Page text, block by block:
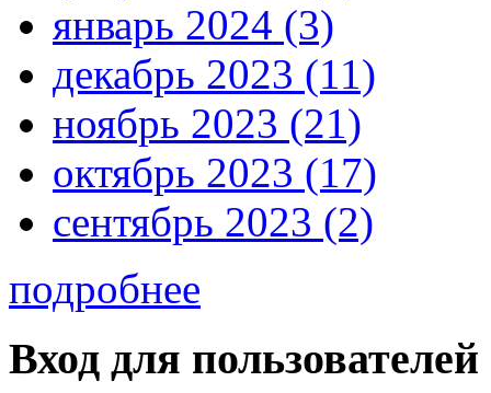
январь 2024 (3)
декабрь 2023 (11)
ноябрь 2023 (21)
октябрь 2023 (17)
сентябрь 2023 (2)
подробнее
Вход для пользователей